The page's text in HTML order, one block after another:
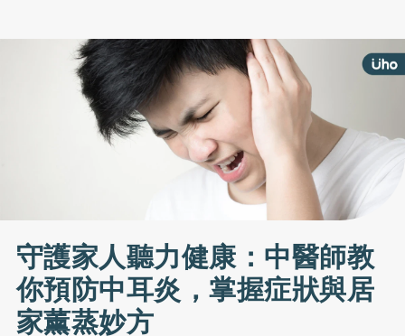
守護家人聽力健康：中醫師教
你預防中耳炎，掌握症狀與居
家薰蒸妙方